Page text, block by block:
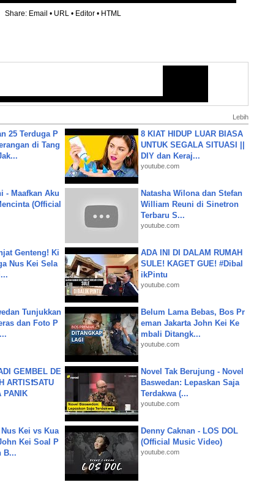
Share: Email • URL • Editor • HTML
Lebih
25 Terduga P
di Tang
8 KIAT HIDUP LUAR BIASA
UNTUK SEGALA SITUASI ||
DIY dan Keraj...
youtube.com
- Maafkan Aku
(Official
Natasha Wilona dan Stefan
William Reuni di Sinetron
Terbaru S...
youtube.com
Genteng! Ki
Nus Kei Sela
ADA INI DI DALAM RUMAH
SULE! KAGET GUE! #Dibal
ikPintu
youtube.com
Tunjukkan
dan Foto P
Belum Lama Bebas, Bos Pr
eman Jakarta John Kei Ke
mbali Ditangk...
youtube.com
GEMBEL DE
ARTIS❗SATU
PANIK
Novel Tak Berujung - Novel
Baswedan: Lepaskan Saja
Terdakwa (...
youtube.com
Kei vs Kua
Kei Soal P
B...
Denny Caknan - LOS DOL
(Official Music Video)
youtube.com